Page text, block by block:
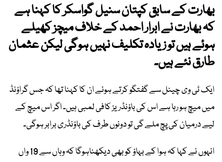
بھارت کے سابق کپتان سنیل گواسکر کا کہنا ہے
کہ بھارت نے ابرار احمد کے خلاف میچز کھیلے
ہوئے ہیں تو زیادہ تکلیف نہیں ہوگی لیکن عثمان
طارق نئے ہیں۔
ایک ٹی وی چینل سے گفتگو کرتے ہوئے ان کا کہنا تھا کہ جس گراؤنڈ
میں میچ ہو رہا ہے اس کی باؤنڈریز کافی لمبی ہیں۔ اگر اس میچ کے
لیے درمیان کی پچ ملے گی تو دونوں طرف کی باؤنڈری برابر ہوگی۔
انہوں نے کہا کہ ہوا کے بہاؤ کو بھی دیکھناہوگا کہ وہاں سے 19 واں